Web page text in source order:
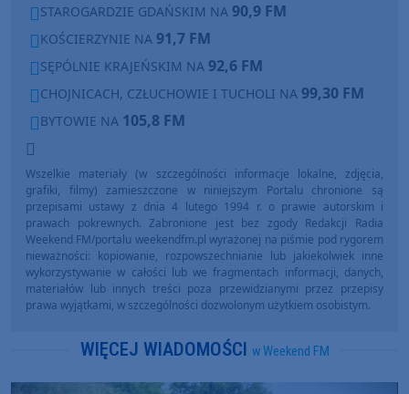
STAROGARDZIE GDAŃSKIM NA 90,9 FM
KOŚCIERZYNIE NA 91,7 FM
SĘPÓLNIE KRAJEŃSKIM NA 92,6 FM
CHOJNICACH, CZŁUCHOWIE I TUCHOLI NA 99,30 FM
BYTOWIE NA 105,8 FM
Wszelkie materiały (w szczególności informacje lokalne, zdjęcia,
grafiki, filmy) zamieszczone w niniejszym Portalu chronione są
przepisami ustawy z dnia 4 lutego 1994 r. o prawie autorskim i
prawach pokrewnych. Zabronione jest bez zgody Redakcji Radia
Weekend FM/portalu weekendfm.pl wyrażonej na piśmie pod rygorem
nieważności: kopiowanie, rozpowszechnianie lub jakiekolwiek inne
wykorzystywanie w całości lub we fragmentach informacji, danych,
materiałów lub innych treści poza przewidzianymi przez przepisy
prawa wyjątkami, w szczególności dozwolonym użytkiem osobistym.
WIĘCEJ WIADOMOŚCI w Weekend FM